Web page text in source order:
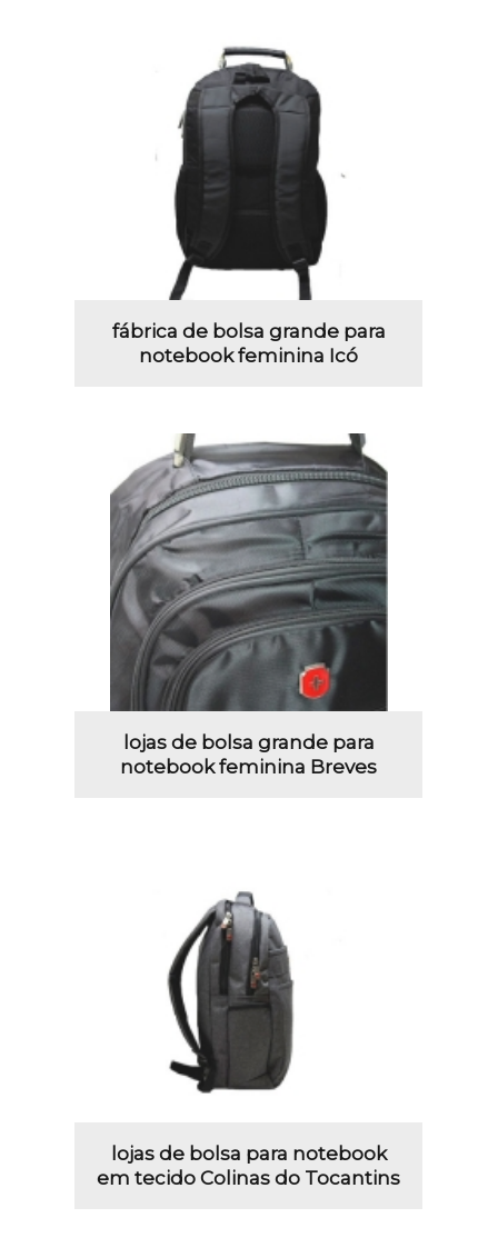
fábrica de bolsa grande para
notebook feminina Icó
lojas de bolsa grande para
notebook feminina Breves
lojas de bolsa para notebook
em tecido Colinas do Tocantins